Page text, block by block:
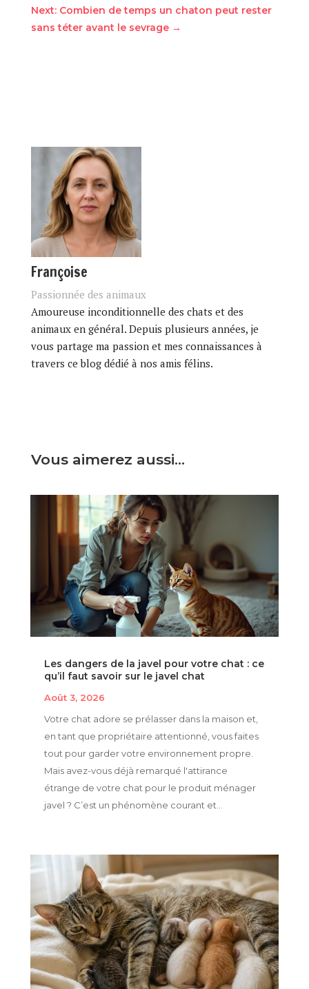
Next: Combien de temps un chaton peut rester
sans téter avant le sevrage→
Françoise
Passionnée des animaux
Amoureuse inconditionnelle des chats et des
animaux en général. Depuis plusieurs années, je
vous partage ma passion et mes connaissances à
travers ce blog dédié à nos amis félins.
Vous aimerez aussi…
Les dangers de la javel pour votre chat : ce
qu’il faut savoir sur le javel chat
Août 3, 2026
Votre chat adore se prélasser dans la maison et,
en tant que propriétaire attentionné, vous faites
tout pour garder votre environnement propre.
Mais avez-vous déjà remarqué l'attirance
étrange de votre chat pour le produit ménager
javel ? C’est un phénomène courant et...